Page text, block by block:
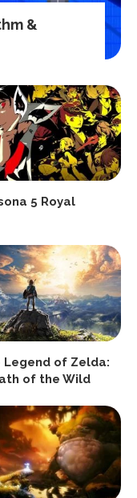
&
5 Royal
Legend of Zelda:
of the Wild